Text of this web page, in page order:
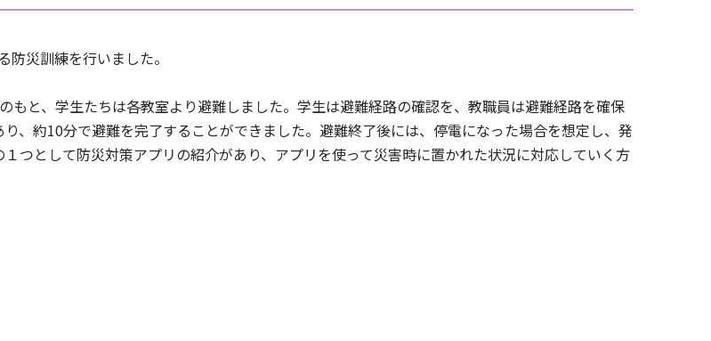
災訓練を行いました。
と、学生たちは各教室より避難しました。学生は避難経路の確認を、教職員は避難経路を確保
、約10分で避難を完了することができました。避難終了後には、停電になった場合を想定し、発
つとして防災対策アプリの紹介があり、アプリを使って災害時に置かれた状況に対応していく方